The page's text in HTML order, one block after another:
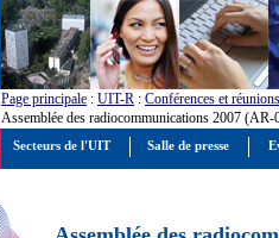
Page principale : UIT-R : Conférences et réunions
Assemblée des radiocommunications 2007 (AR-
Secteurs de l'UIT Salle de presse